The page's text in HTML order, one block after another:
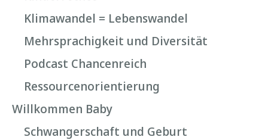
Klimawandel = Lebenswandel
Mehrsprachigkeit und Diversität
Podcast Chancenreich
Ressourcenorientierung
Willkommen Baby
Schwangerschaft und Geburt